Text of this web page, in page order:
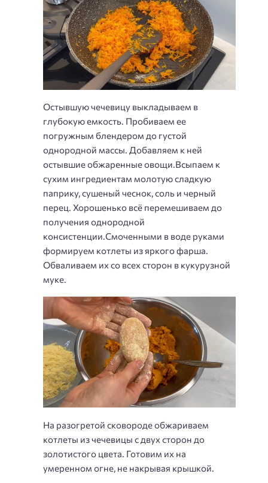
Остывшую чечевицу выкладываем в
глубокую емкость. Пробиваем ее
погружным блендером до густой
однородной массы. Добавляем к ней
остывшие обжаренные овощи.Всыпаем к
сухим ингредиентам молотую сладкую
паприку, сушеный чеснок, соль и черный
перец. Хорошенько всё перемешиваем до
получения однородной
консистенции.Смоченными в воде руками
формируем котлеты из яркого фарша.
Обваливаем их со всех сторон в кукурузной
муке.
На разогретой сковороде обжариваем
котлеты из чечевицы с двух сторон до
золотистого цвета. Готовим их на
умеренном огне, не накрывая крышкой.